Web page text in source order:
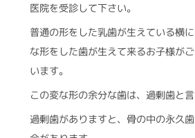
医院を受診して下さい。
普通の形をした乳歯が生えている横
な形をした歯が生えて来るお子様が
います。
この変な形の余分な歯は、過剰歯と言
過剰歯がありますと、骨の中の永久